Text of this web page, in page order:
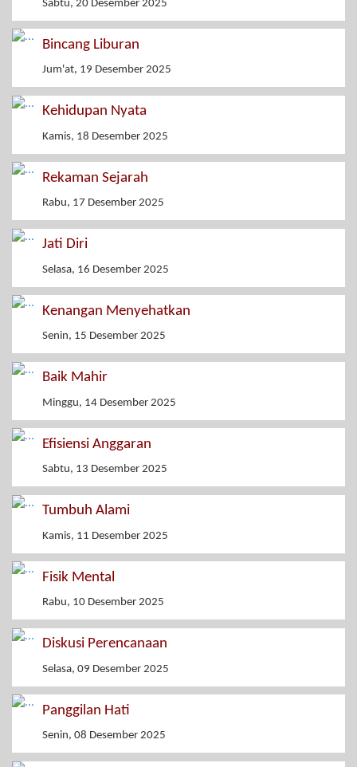
Sabtu, 20 Desember 2025
Bincang Liburan
Jum'at, 19 Desember 2025
Kehidupan Nyata
Kamis, 18 Desember 2025
Rekaman Sejarah
Rabu, 17 Desember 2025
Jati Diri
Selasa, 16 Desember 2025
Kenangan Menyehatkan
Senin, 15 Desember 2025
Baik Mahir
Minggu, 14 Desember 2025
Efisiensi Anggaran
Sabtu, 13 Desember 2025
Tumbuh Alami
Kamis, 11 Desember 2025
Fisik Mental
Rabu, 10 Desember 2025
Diskusi Perencanaan
Selasa, 09 Desember 2025
Panggilan Hati
Senin, 08 Desember 2025